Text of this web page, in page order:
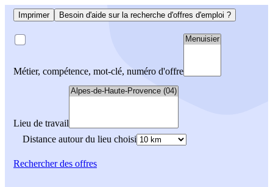
Imprimer Besoin d'aide sur la recherche d'offres d'emploi ?
Métier, compétence, mot-clé, numéro d'offre
Lieu de travail
Distance autour du lieu choisi
Rechercherdes offres